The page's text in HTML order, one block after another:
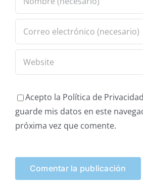
Acepto la Política de
guarde mis datos en este
próxima vez que comente.